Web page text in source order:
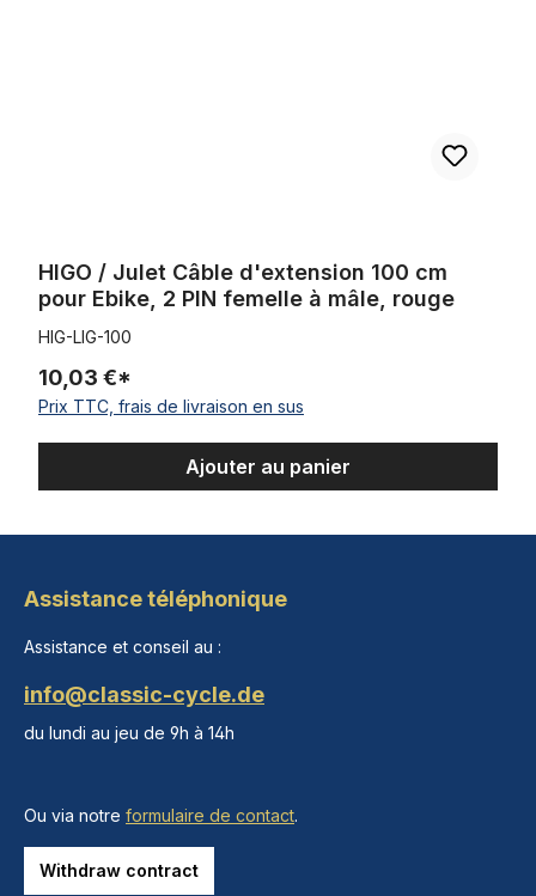
HIGO / Julet Câble d'extension 100 cm
pour Ebike, 2 PIN femelle à mâle, rouge
HIG-LIG-100
10,03 €*
Prix TTC, frais de livraison en sus
Ajouter au panier
Assistance téléphonique
Assistance et conseil au :
info@classic-cycle.de
du lundi au jeu de 9h à 14h
Ou via notre formulaire de contact.
Withdraw contract